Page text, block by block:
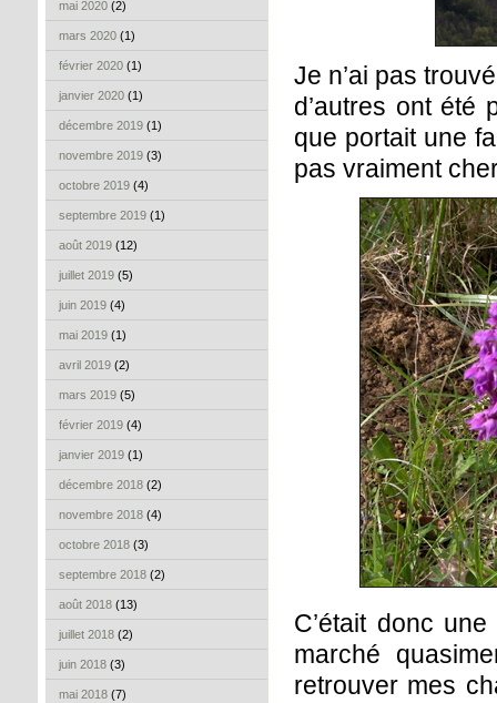
mai 2020 (2)
mars 2020 (1)
février 2020 (1)
janvier 2020 (1)
décembre 2019 (1)
novembre 2019 (3)
octobre 2019 (4)
septembre 2019 (1)
août 2019 (12)
juillet 2019 (5)
juin 2019 (4)
mai 2019 (1)
avril 2019 (2)
mars 2019 (5)
février 2019 (4)
janvier 2019 (1)
décembre 2018 (2)
novembre 2018 (4)
octobre 2018 (3)
septembre 2018 (2)
août 2018 (13)
juillet 2018 (2)
juin 2018 (3)
mai 2018 (7)
Je n’ai pas
d’autres ont été
que portait une
pas vraiment
C’était donc
marché
retrouver mes